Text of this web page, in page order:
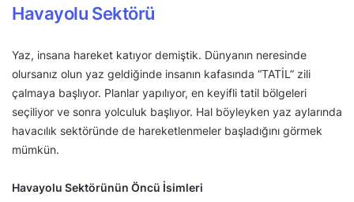
Havayolu Sektörü
Yaz, insana hareket katıyor demiştik. Dünyanın neresinde
olursanız olun yaz geldiğinde insanın kafasında “TATİL” zili
çalmaya başlıyor. Planlar yapılıyor, en keyifli tatil bölgeleri
seçiliyor ve sonra yolculuk başlıyor. Hal böyleyken yaz aylarında
havacılık sektöründe de hareketlenmeler başladığını görmek
mümkün.
Havayolu Sektörünün Öncü İsimleri